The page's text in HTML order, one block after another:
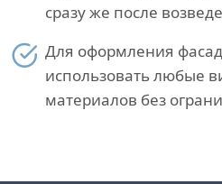
сразу же после
Для оформления
использовать любые
материалов без